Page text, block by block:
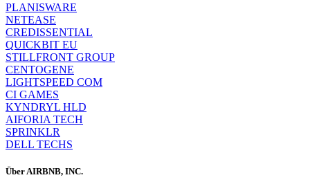
PLANISWARE
NETEASE
CREDISSENTIAL
QUICKBIT EU
STILLFRONT GROUP
CENTOGENE
LIGHTSPEED COM
CI GAMES
KYNDRYL HLD
AIFORIA TECH
SPRINKLR
DELL TECHS
Über AIRBNB, INC.